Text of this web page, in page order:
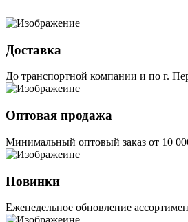
Доставка
До транспортной компании и по г.
Оптовая продажа
Минимальный оптовый заказ от 10
Новинки
Еженедельное обновление